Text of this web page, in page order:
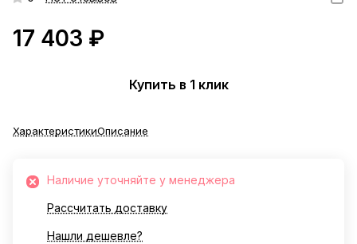
17 403 ₽
Купить в 1 клик
ХарактеристикиОписание
Наличие уточняйте у менеджера
Рассчитать доставку
Нашли дешевле?